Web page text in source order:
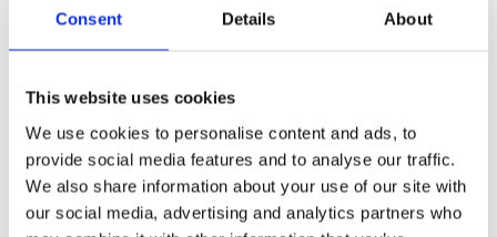
Consent Details About
This website uses cookies
We use cookies to personalise content and ads, to
provide social media features and to analyse our traffic.
We also share information about your use of our site with
our social media, advertising and analytics partners who
skönhetsrutinen. Skin Care Pigment Clear är baserad på
hudens normala pigmentering. Tabletten innehåller
dessutom vitamin C som bidrar till normal
kollagenbildning, som har betydelse för hudens normala
funktion samt bidrar till att skydda cellerna mot oxidativ
stress. Tabletten är ett komplement till den dagliga